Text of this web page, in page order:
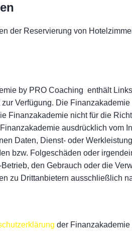
der Reservierung von
by PRO Coaching enthält
Verfügung. Die
Finanzakademie nicht für die
ausdrücklich vom
Daten, Dienst- oder
bzw. Folgeschäden oder
den Gebrauch oder die
zu Drittanbietern ausschließlich
der